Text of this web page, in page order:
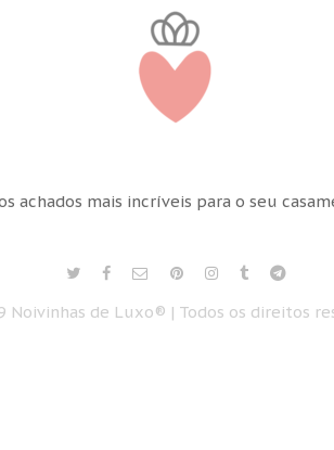
achados mais incríveis para o seu
Noivinhas de Luxo® | Todos os direitos